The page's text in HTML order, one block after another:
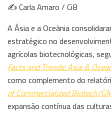
✍️ Carla Amaro / CiB
A Ásia e a Oceânia
estratégico no
agrícolas biotecnológicas,
Facts and Trends: Asia &
como complemento do
of Commercialized Biotech/
expansão contínua das